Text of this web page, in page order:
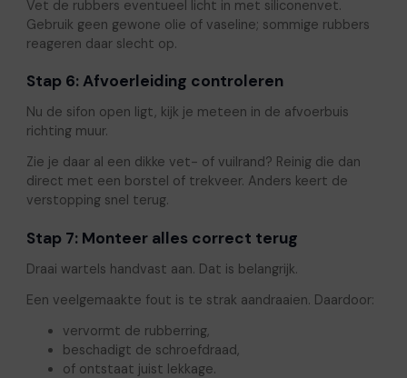
Vet de rubbers eventueel licht in met siliconenvet.
Gebruik geen gewone olie of vaseline; sommige rubbers
reageren daar slecht op.
Stap 6: Afvoerleiding controleren
Nu de sifon open ligt, kijk je meteen in de afvoerbuis
richting muur.
Zie je daar al een dikke vet- of vuilrand? Reinig die dan
direct met een borstel of trekveer. Anders keert de
verstopping snel terug.
Stap 7: Monteer alles correct terug
Draai wartels handvast aan. Dat is belangrijk.
Een veelgemaakte fout is te strak aandraaien. Daardoor:
vervormt de rubberring,
beschadigt de schroefdraad,
of ontstaat juist lekkage.